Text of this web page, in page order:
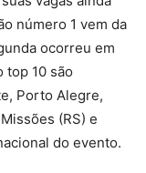
número 1 vem da
ocorreu em
top 10 são
Porto Alegre,
(RS) e
do evento.